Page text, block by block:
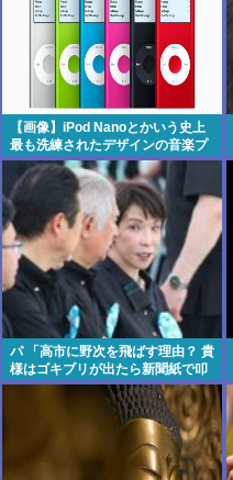
【画像】iPod Nanoとかいう史上
最も洗練されたデザインの音楽プ
レイヤーについて
パ 「高市に野次を飛ばす理由？ 貴
様はゴキブリが出たら新聞紙で叩
かないのか？」